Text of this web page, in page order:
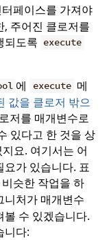
페이스를 가져야
주어진 클로저를
되도록 execute
에 execute 메
값을 클로저 밖으
저를 매개변수로
있다고 한 것을 상
지요. 여기서는 어
가 있습니다. 표
슷한 작업을 하
니처가 매개변수
수 있겠습니다.
니다: